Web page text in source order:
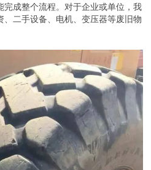
完成整个流程。对于企业或单位，我
二手设备、电机、变压器等废旧物